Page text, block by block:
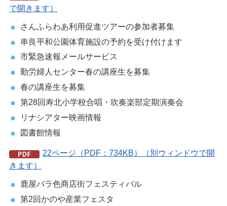
で開きます）
さんふらわあ利用促進ツアーの参加者募集
串良平和公園体育施設の予約を受け付けます
市緊急速報メールサービス
勤労婦人センター春の講座生を募集
春の講座生を募集
第28回寿北小学校合唱・吹奏楽部定期演奏会
リナシアター映画情報
図書館情報
22ページ（PDF：734KB）（別ウィンドウで開
きます）
鹿屋バラ色商店街フェスティバル
第2回かのや産業フェスタ